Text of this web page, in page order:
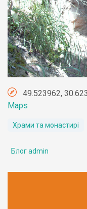
49.523962,
Maps
Храми та монастирі
Блог admin